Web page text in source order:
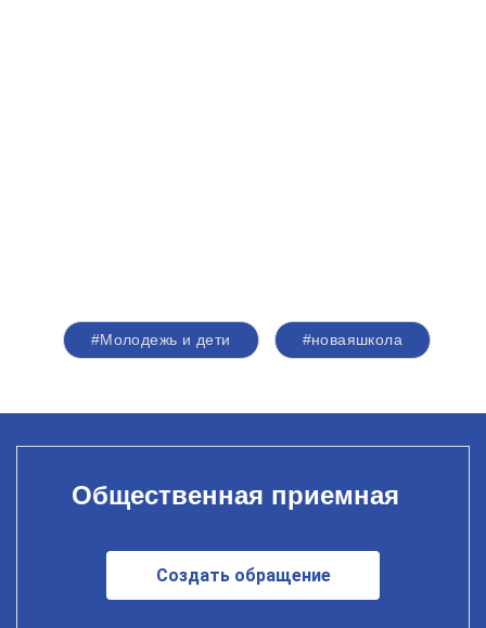
#Молодежь и дети #новаяшкола
Общественная приемная
Создать обращение